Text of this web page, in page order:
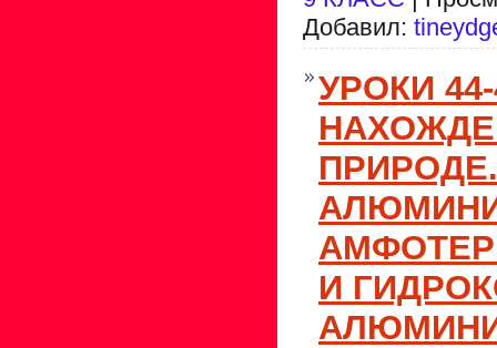
Добавил:
УРОКИ
И